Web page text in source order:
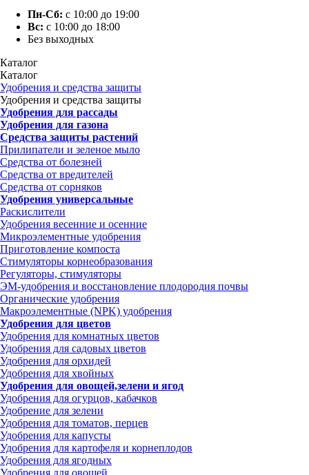
Пн-Сб: с 10:00 до 19:00
Вс: с 10:00 до 18:00
Без выходных
Каталог
Каталог
Удобрения и средства защиты
Удобрения и средства защиты
Удобрения для рассады
Удобрения для газона
Средства защиты растений
Прилипатели и зеленое мыло
Средства от болезней
Средства от вредителей
Средства от сорняков
Удобрения универсальные
Раскислители
Удобрения весенние и осенние
Микроэлементные удобрения
Приготовление компоста
Стимуляторы корнеобразования
Регуляторы, стимуляторы
ЭМ-удобрения и восстановление плодородия почвы
Органические удобрения
Макроэлементные (NPK) удобрения
Удобрения для цветов
Удобрения для комнатных цветов
Удобрения для садовых цветов
Удобрения для орхидей
Удобрения для хвойных
Удобрения для овощей,зелени и ягод
Удобрения для огурцов, кабачков
Удобрение для зелени
Удобрения для томатов, перцев
Удобрения для капусты
Удобрения для картофеля и корнеплодов
Удобрения для ягодных
Удобрения для овощей